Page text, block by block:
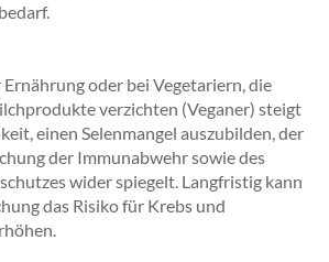
oder bei Vegetariern, die
verzichten (Veganer) steigt
einen Selenmangel auszubilden, der
der Immunabwehr sowie des
wider spiegelt. Langfristig kann
das Risiko für Krebs und